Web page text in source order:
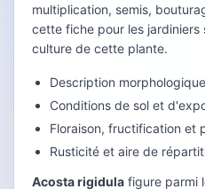
multiplication, semis,
cette fiche pour les jardiniers
culture de cette plante.
Description
Conditions de sol et
Floraison, fructification et
Rusticité et aire de
Acosta rigidula figure parmi